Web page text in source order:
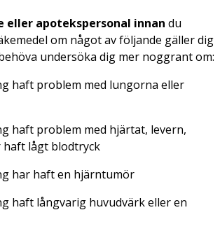
eller apotekspersonal innan du
om något av följande gäller dig
undersöka dig mer noggrant om:
haft problem med lungorna eller
haft problem med hjärtat, levern,
lågt blodtryck
har haft en hjärntumör
haft långvarig huvudvärk eller en